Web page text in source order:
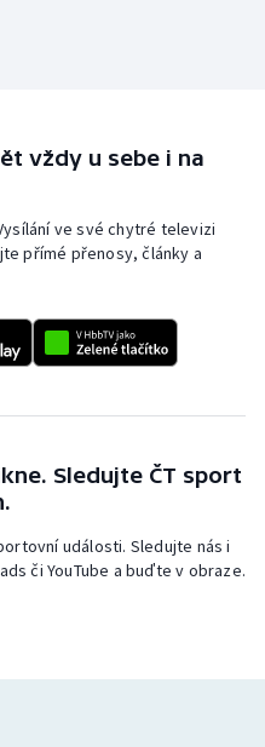
vždy u sebe i na
ve své chytré televizi
přímé přenosy, články a
Sledujte ČT sport
události. Sledujte nás i
či YouTube a buďte v obraze.